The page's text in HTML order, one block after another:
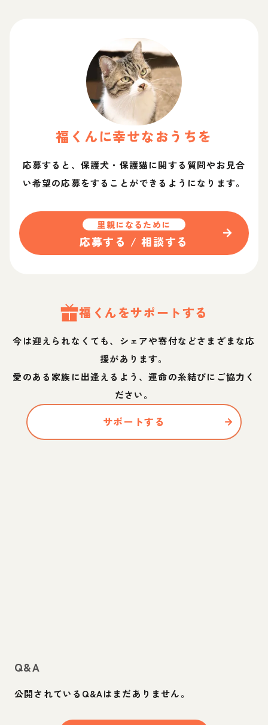
福 くんに幸せなおうちを
応募すると、保護犬・保護猫に関する質問やお見合
い希望の応募をすることができるようになります。
里親になるために
応募する / 相談する
福 くんをサポートする
今は迎えられなくても、シェアや寄付などさまざまな応
援があります。
愛のある家族に出逢えるよう、運命の糸結びにご協力く
ださい。
サポートする
Q&A
公開されているQ&Aはまだありません。